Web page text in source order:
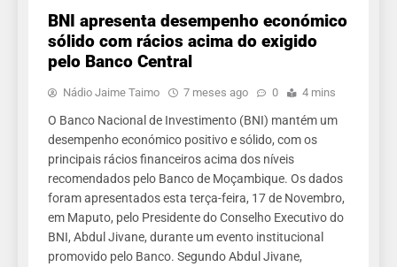
BNI apresenta desempenho económico
sólido com rácios acima do exigido
pelo Banco Central
Nádio Jaime Taimo 7 meses ago 0 4 mins
O Banco Nacional de Investimento (BNI) mantém um
desempenho económico positivo e sólido, com os
principais rácios financeiros acima dos níveis
recomendados pelo Banco de Moçambique. Os dados
foram apresentados esta terça-feira, 17 de Novembro,
em Maputo, pelo Presidente do Conselho Executivo do
BNI, Abdul Jivane, durante um evento institucional
promovido pelo Banco. Segundo Abdul Jivane,